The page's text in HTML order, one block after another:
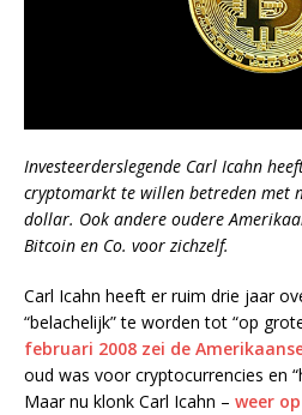
Investeerderslegende Carl Icahn
cryptomarkt te willen betreden met
dollar. Ook andere oudere
Bitcoin en Co. voor zichzelf.
Carl Icahn heeft er ruim drie jaar
“belachelijk” te worden tot “op
februari 2008 zei de
oud was voor cryptocurrencies en
Maar nu klonk Carl Icahn – weer